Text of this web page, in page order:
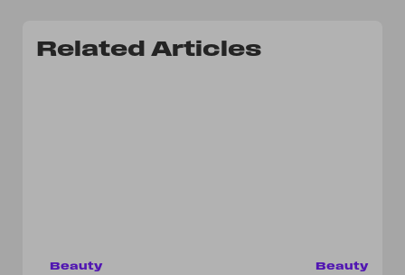
Related Articles
Beauty Beauty